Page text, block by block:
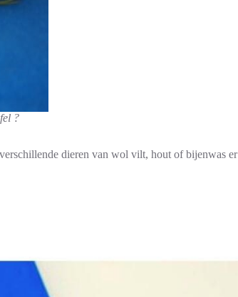
?
dieren van wol vilt, hout of bijenwas er